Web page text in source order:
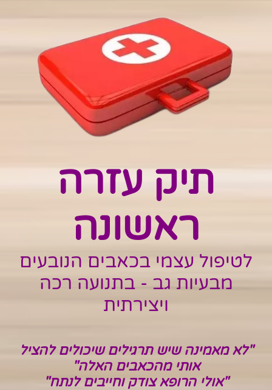
תיק עזרה
ראשונה
לטיפול עצמי בכאבים הנובעים
מבעיות גב -בתנועה רכה
ויצירתית
"לא מאמינה שיש תרגילים שיכולים להציל
אותי מהכאבים האלה"
"אולי הרופא צודק וחייבים לנתח"